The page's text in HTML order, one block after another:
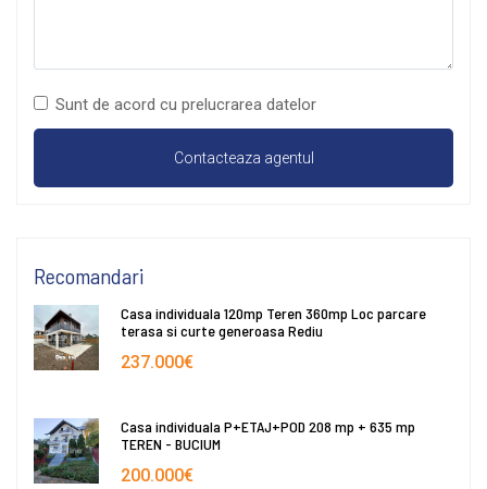
Sunt de acord cu prelucrarea datelor
Recomandari
Casa individuala 120mp Teren 360mp Loc parcare
terasa si curte generoasa Rediu
237.000€
Casa individuala P+ETAJ+POD 208 mp + 635 mp
TEREN - BUCIUM
200.000€